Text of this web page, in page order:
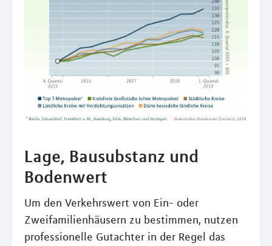
Lage, Bausubstanz und
Bodenwert
Um den Verkehrswert von Ein- oder
Zweifamilienhäusern zu bestimmen, nutzen
professionelle Gutachter in der Regel das